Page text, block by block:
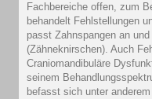
Fachbereiche offen, zum
behandelt Fehlstellungen
passt Zahnspangen an
(Zähneknirschen). Auch
Craniomandibuläre
seinem
befasst sich unter